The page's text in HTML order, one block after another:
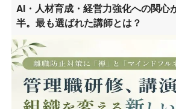
AI・人材育成・経営力強化への関心
半。最も選ばれた講師とは？